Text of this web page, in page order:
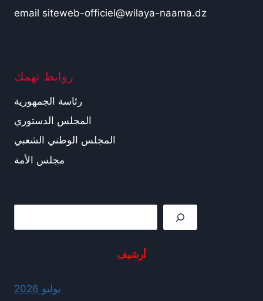
email siteweb-officiel@wilaya-naama.dz
روابط تهمك
رئاسة الجمهورية
المجلس الدستوري
المجلس الوطني الشعبي
مجلس الأمة
أرشيف
يوليو 2026